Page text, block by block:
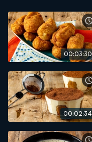
00:03:30
00:02:34